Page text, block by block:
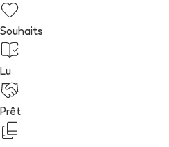
Souhaits
Lu
Prêt